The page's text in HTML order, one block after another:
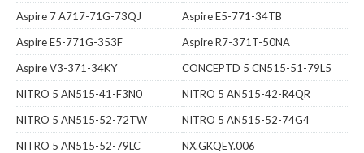
Aspire 7 A717-71G-73QJ
Aspire E5-771-34TB
Aspire E5-771G-353F
Aspire R7-371T-50NA
Aspire V3-371-34KY
CONCEPTD 5 CN515-51-79L5
NITRO 5 AN515-41-F3N0
NITRO 5 AN515-42-R4QR
NITRO 5 AN515-52-72TW
NITRO 5 AN515-52-74G4
NITRO 5 AN515-52-79LC
NX.GKQEY.006